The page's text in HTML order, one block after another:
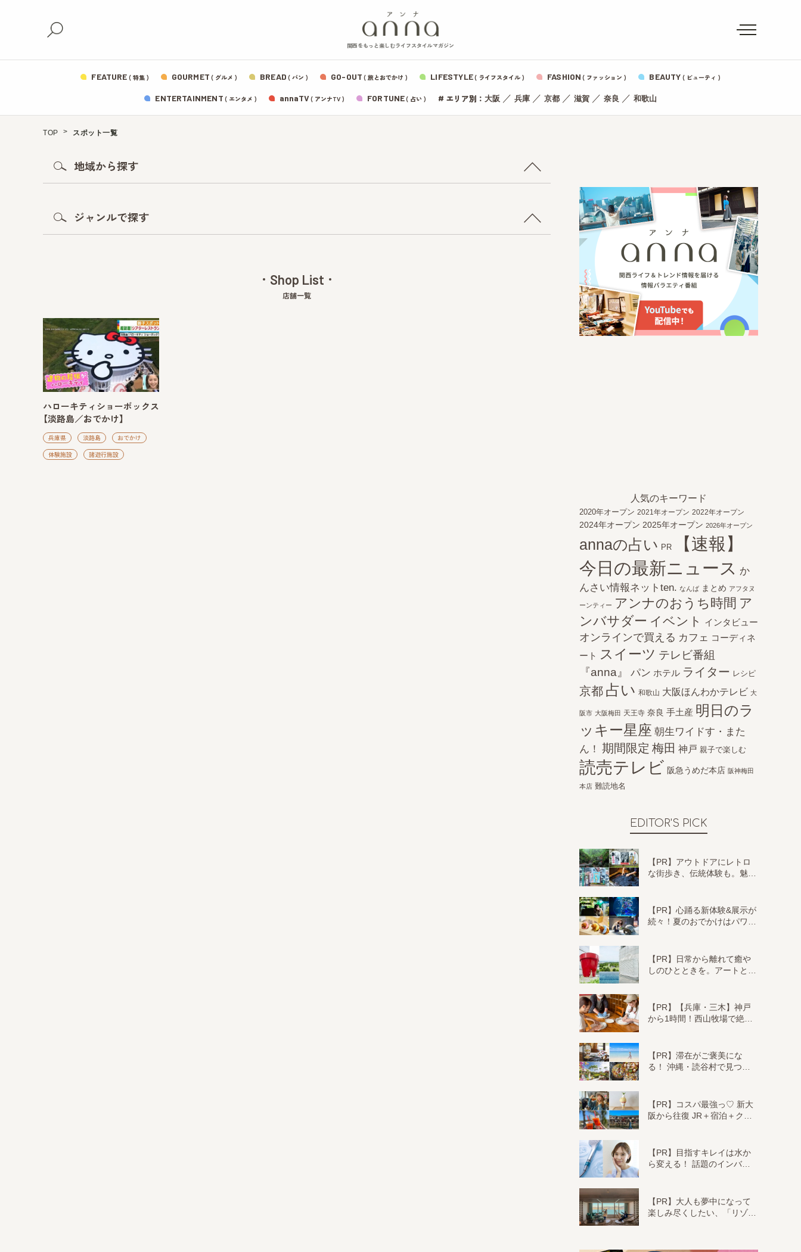
関西をもっと楽しむライフスタイルマガジン
FEATURE ( 特集 ) GOURMET ( グルメ ) BREAD ( パン ) GO-OUT ( 旅とおでかけ ) LIFESTYLE( ライフスタイル ) FASHION ( ファッション ) BEAUTY ( ビューティ )
ENTERTAINMENT ( エンタメ ) annaTV( アンナTV ) FORTUNE( 占い ) # エリア別： 大阪 ／ 兵庫／ 京都／ 滋賀／ 奈良 ／ 和歌山
TOP スポット一覧
地域から探す
ジャンルで探す
Shop List
店舗一覧
ハローキティショーボックス
【淡路島／おでかけ】
兵庫県 淡路島 おでかけ
体験施設 諸遊行施設
人気のキーワード
2020年オープン 2021年オープン 2022年オープン
2024年オープン 2025年オープン 2026年オープン
annaの占い PR
【速報】
今日の最新ニュース か
んさい情報ネットten. なんば まとめ アフタヌ
ーンティー アンナのおうち時間 ア
ンバサダー イベント インタビュー
オンラインで買える カフェ コーディネ
ート
スイーツ テレビ番組
『anna』
パン ホテル ライター レシピ
京都 占い 和歌山 大阪ほんわかテレビ 大
阪市 大阪梅田 天王寺 奈良 手土産 明日のラ
ッキー星座 朝生ワイドす・また
ん！ 期間限定 梅田 神戸 親子で楽しむ
読売テレビ 阪急うめだ本店 阪神梅田
本店 難読地名
EDITOR'S PICK
【PR】アウトドアにレトロ
な街歩き、伝統体験も。魅…
【PR】心踊る新体験&展示が
続々！夏のおでかけはパワ…
【PR】日常から離れて癒や
しのひとときを。アートと…
【PR】【兵庫・三木】神戸
から1時間！西山牧場で絶…
【PR】滞在がご褒美にな
る！ 沖縄・読谷村で見つ…
【PR】コスパ最強っ♡ 新大
阪から往復 JR＋宿泊＋ク…
【PR】目指すキレイは水か
ら変える！ 話題のインバ…
【PR】大人も夢中になって
楽しみ尽くしたい、「リゾ…